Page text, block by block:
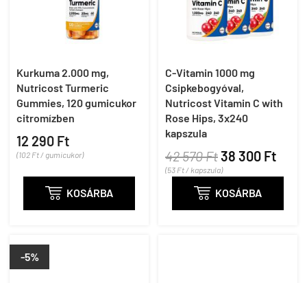
Kurkuma 2.000 mg,
Nutricost Turmeric
Gummies, 120 gumicukor
citromízben
12 290 Ft
(102 Ft / gumicukor)
 KOSÁRBA
C-Vitamin 1000 mg
Csipkebogyóval,
Nutricost Vitamin C with
Rose Hips, 3x240
kapszula
42 570 Ft38 300 Ft
(53 Ft / kapszula)
 KOSÁRBA
-5%